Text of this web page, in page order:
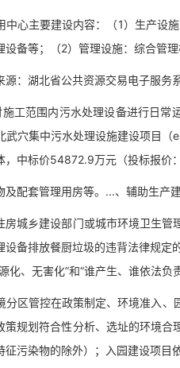
主要建设内容：（1）生产设施
设备等；（2）管理设施：综合管
：湖北省公共资源交易电子服务
范围内污水处理设备进行日常
武穴集中污水处理设施建设项目
，中标价54872.9万元（投标报价
套管理用房等。...、辅助生产建
乡建设部门或城市环境卫生管
设备排放餐厨垃圾的违背法律规
化、无害化”和“谁产生、谁依法
管控在政策制定、环境准入、
策规划符合性分析、选址的环境
征污染物的除外）；入园建设项目